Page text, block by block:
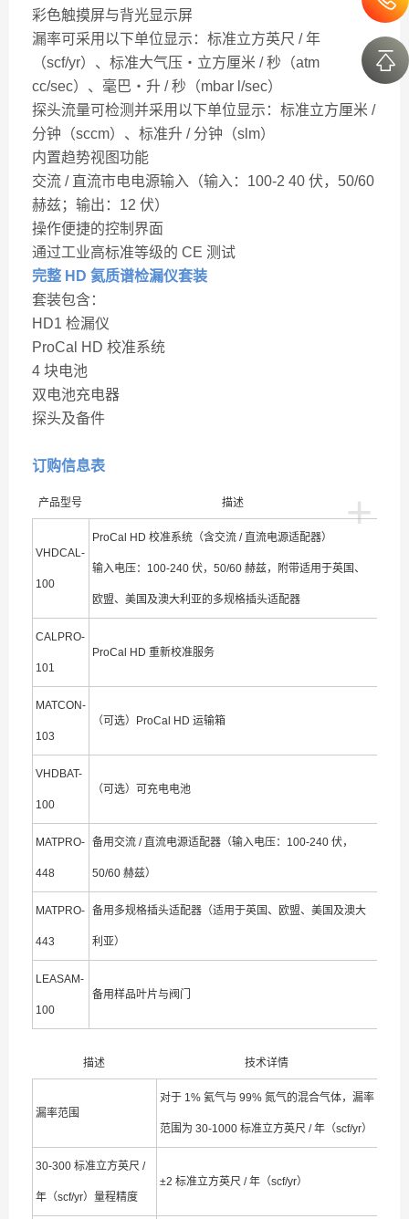
彩色触摸屏与背光显示屏
漏率可采用以下单位显示：标准立方英尺 / 年
（scf/yr）、标准大气压・立方厘米 / 秒（atm
cc/sec）、毫巴・升 / 秒（mbar l/sec）
探头流量可检测并采用以下单位显示：标准立方厘米 /
分钟（sccm）、标准升 / 分钟（slm）
内置趋势视图功能
交流 / 直流市电电源输入（输入：100-2 40 伏，50/60
赫兹；输出：12 伏）
操作便捷的控制界面
通过工业高标准等级的 CE 测试
完整 HD 氦质谱检漏仪套装
套装包含：
HD1 检漏仪
ProCal HD 校准系统
4 块电池
双电池充电器
探头及备件
订购信息表
+
产品型号 描述
VHDCAL-
100
ProCal HD 校准系统（含交流 / 直流电源适配器）
输入电压：100-240 伏，50/60 赫兹，附带适用于英国、
欧盟、美国及澳大利亚的多规格插头适配器
CALPRO-
101
ProCal HD 重新校准服务
MATCON-
103
（可选）ProCal HD 运输箱
VHDBAT-
100
（可选）可充电电池
MATPRO-
448
备用交流 / 直流电源适配器（输入电压：100-240 伏，
50/60 赫兹）
MATPRO-
443
备用多规格插头适配器（适用于英国、欧盟、美国及澳大
利亚）
LEASAM-
100
备用样品叶片与阀门
描述 技术详情
漏率范围
对于 1% 氦气与 99% 氮气的混合气体，漏率
范围为 30-1000 标准立方英尺 / 年（scf/yr）
30-300 标准立方英尺 /
年（scf/yr）量程精度
±2 标准立方英尺 / 年（scf/yr）